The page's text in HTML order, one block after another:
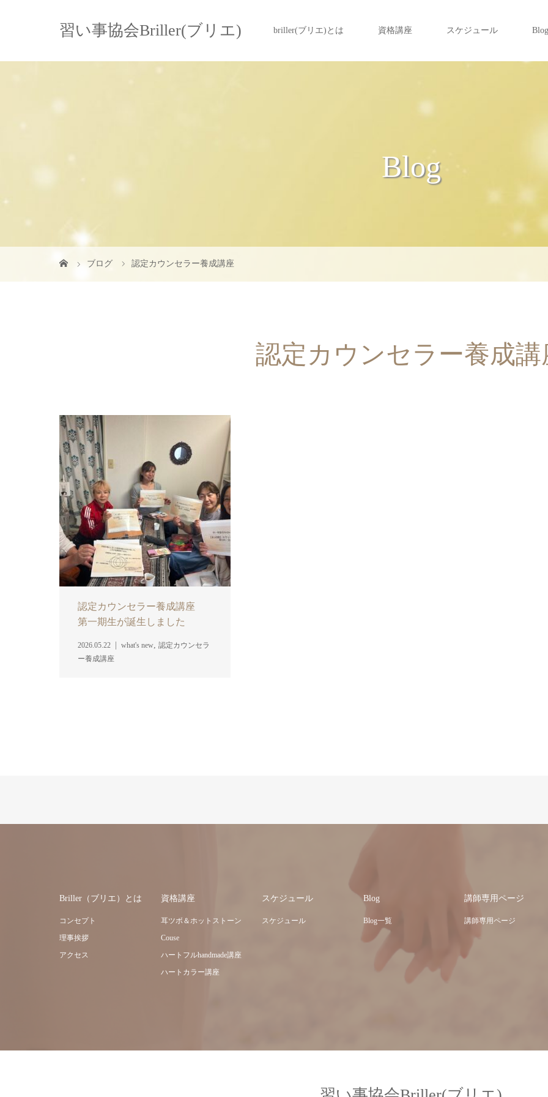
習い事協会Briller(ブリエ) briller(ブリエ)とは 資格講座 スケジュール Blog
Blog
ブログ 認定カウンセラー養成講座
認定カウンセラー養成講
認定カウンセラー養成講座
第一期生が誕生しました
2026.05.22 what's new, 認定カウンセラ
ー養成講座
Briller（ブリエ）とは
コンセプト
理事挨拶
アクセス
資格講座
耳ツボ＆ホットストーン
Couse
ハートフルhandmade講座
ハートカラー講座
スケジュール
スケジュール
Blog
Blog一覧
講師専用ページ
講師専用ページ